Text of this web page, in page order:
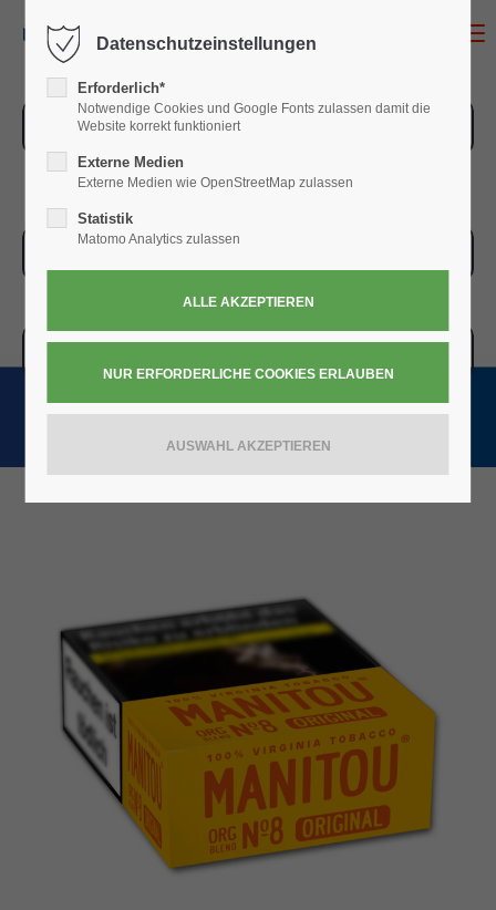
ZUR ÜBERSICHT
Datenschutzeinstellungen
Erforderlich*
Notwendige Cookies und Google Fonts zulassen damit die
Website korrekt funktioniert
Externe Medien
Externe Medien wie OpenStreetMap zulassen
Statistik
Matomo Analytics zulassen